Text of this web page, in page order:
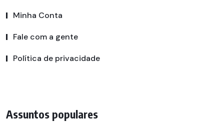
Minha Conta
Fale com a gente
Política de privacidade
Assuntos populares